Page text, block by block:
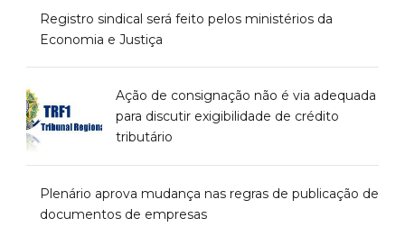
Registro sindical será feito pelos ministérios da
Economia e Justiça
Ação de consignação não é via adequada
para discutir exigibilidade de crédito
tributário
Plenário aprova mudança nas regras de publicação de
documentos de empresas